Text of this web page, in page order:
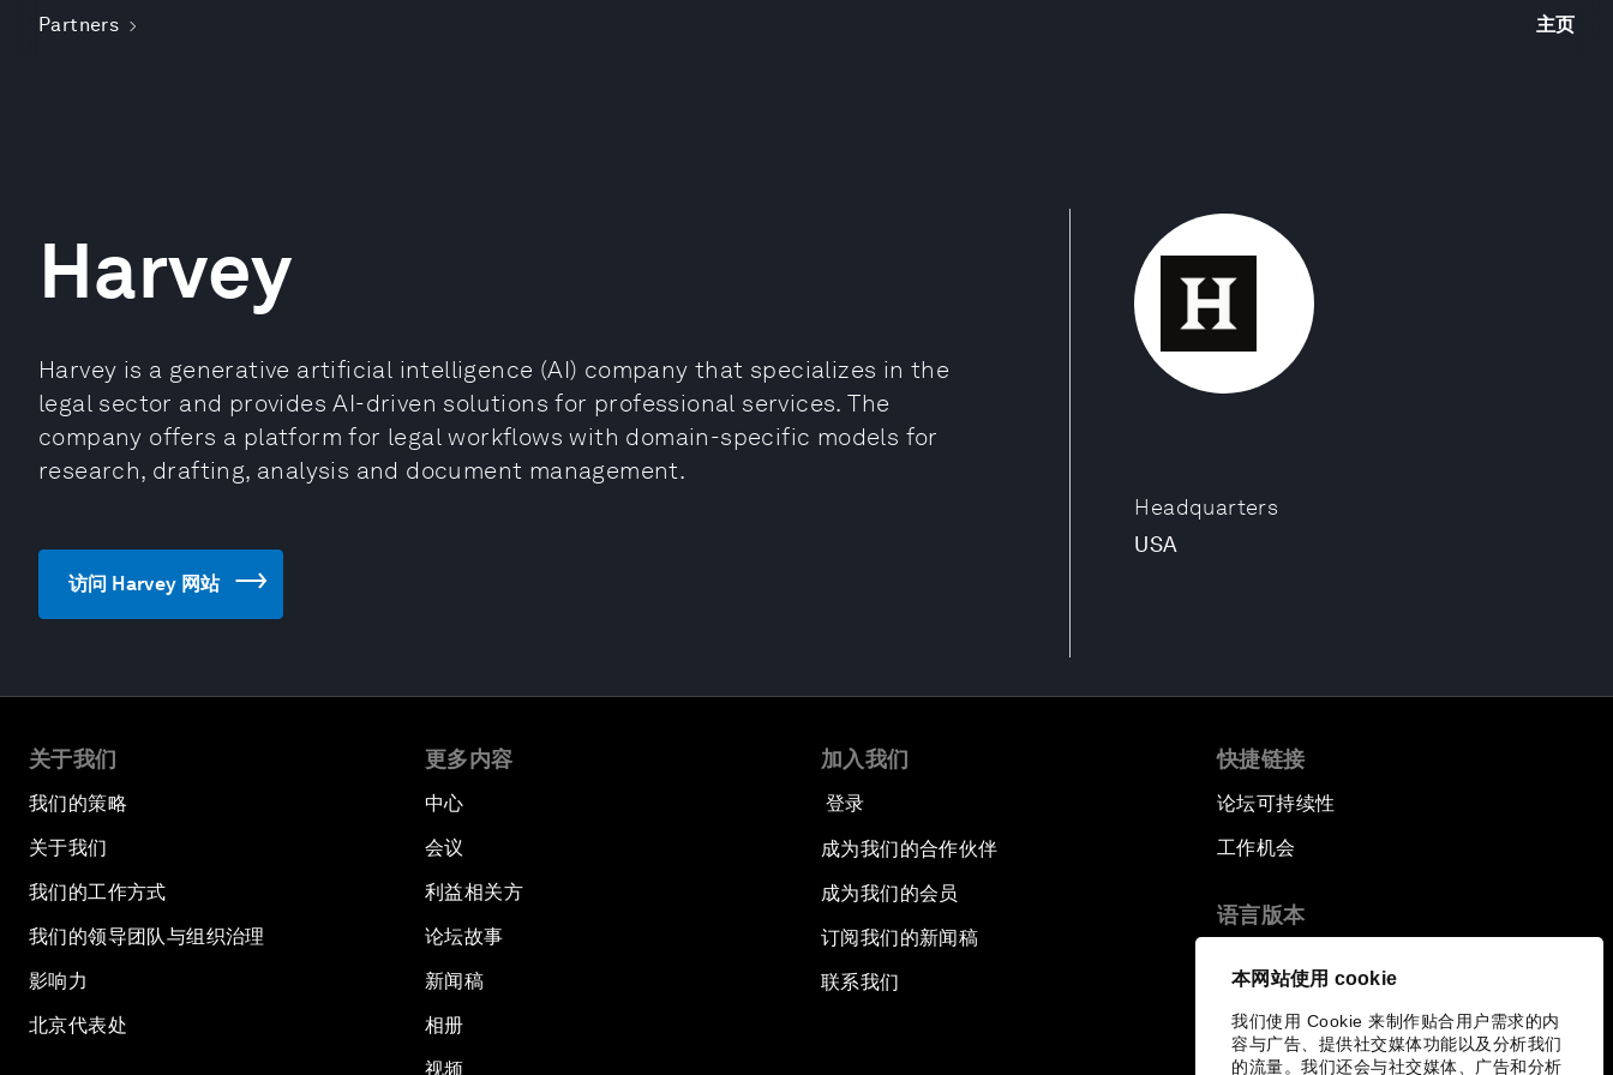
本网站使用 cookie
我们使用 Cookie 来制作贴合用户需求的内
容与广告、提供社交媒体功能以及分析我们
的流量。我们还会与社交媒体、广告和分析
Partners 主页
Headquarters
USA
Harvey
Harvey is a generative artificial intelligence (AI) company that specializes in the
legal sector and provides AI-driven solutions for professional services. The
company offers a platform for legal workflows with domain-specific models for
research, drafting, analysis and document management.
访问 Harvey 网站
关于我们
我们的策略
关于我们
我们的工作方式
我们的领导团队与组织治理
影响力
北京代表处
更多内容
中心
会议
利益相关方
论坛故事
新闻稿
相册
视频
加入我们
登录
成为我们的合作伙伴
成为我们的会员
订阅我们的新闻稿
联系我们
快捷链接
论坛可持续性
工作机会
语言版本